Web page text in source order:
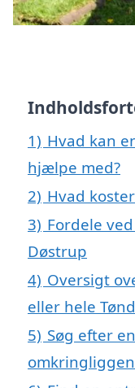
1) Hvad kan
hjælpe med?
2) Hvad
3) Fordele
Døstrup
4) Oversigt
eller hele
5) Søg efter